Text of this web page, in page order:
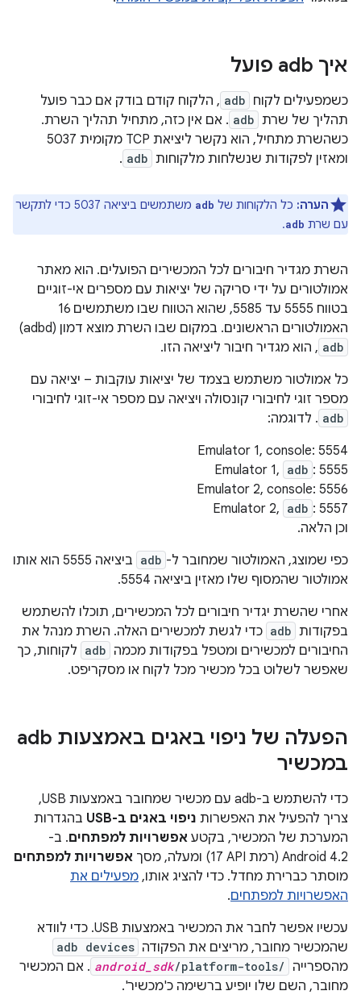
איך adb פועל
כשמפעילים לקוח adb , הלקוח קודם בודק אם כבר פועל
תהליך של שרת adb . אם אין כזה, מתחיל תהליך השרת.
כשהשרת מתחיל, הוא נקשר ליציאת TCP מקומית 5037
ומאזין לפקודות שנשלחות מלקוחות adb
.
הערה: כל הלקוחות של adb
משתמשים ביציאה 5037 כדי לתקשר
עם שרת adb
.
השרת מגדיר חיבורים לכל המכשירים הפועלים. הוא מאתר
אמולטורים על ידי סריקה של יציאות עם מספרים אי-זוגיים
בטווח 5555 עד 5585, שהוא הטווח שבו משתמשים 16
האמולטורים הראשונים. במקום שבו השרת מוצא דמון (adbd)
adb , הוא מגדיר חיבור ליציאה הזו.
כל אמולטור משתמש בצמד של יציאות עוקבות – יציאה עם
מספר זוגי לחיבורי קונסולה ויציאה עם מספר אי-זוגי לחיבורי
adb . לדוגמה:
‫Emulator 1, console: 5554
‫Emulator 1, adb : 5555
‫Emulator 2, console: 5556
‫Emulator 2, adb : 5557
וכן הלאה.
כפי שמוצג, האמולטור שמחובר ל- adb
ביציאה 5555 הוא אותו
אמולטור שהמסוף שלו מאזין ביציאה 5554.
אחרי שהשרת יגדיר חיבורים לכל המכשירים, תוכלו להשתמש
בפקודות adb כדי לגשת למכשירים האלה. השרת מנהל את
החיבורים למכשירים ומטפל בפקודות מכמה adb לקוחות, כך
שאפשר לשלוט בכל מכשיר מכל לקוח או מסקריפט.
הפעלה של ניפוי באגים באמצעות adb
במכשיר
כדי להשתמש ב-adb עם מכשיר שמחובר באמצעות USB,
צריך להפעיל את האפשרות ניפוי באגים ב-USB
בהגדרות
המערכת של המכשיר, בקטע אפשרויות למפתחים. ב-
Android 4.2 (רמת API‏ 17) ומעלה, מסך
אפשרויות למפתחים
מוסתר כברירת מחדל. כדי להציג אותו, מפעילים את
האפשרויות למפתחים.
עכשיו אפשר לחבר את המכשיר באמצעות USB. כדי לוודא
שהמכשיר מחובר, מריצים את הפקודה adb devices
מהספרייה android_sdk/platform-tools/
. אם המכשיר
מחובר, השם שלו יופיע ברשימה כ'מכשיר'.